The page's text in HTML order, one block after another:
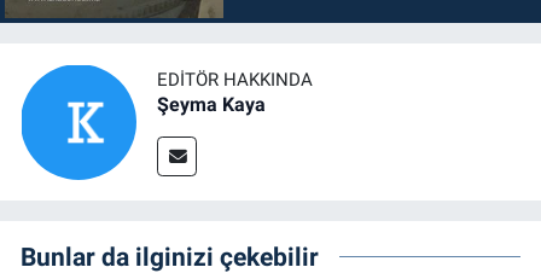
EDITÖR HAKKINDA
Şeyma Kaya
Bunlar da ilginizi çekebilir